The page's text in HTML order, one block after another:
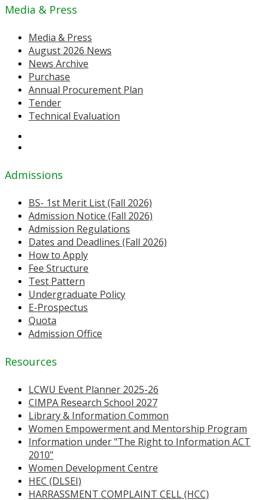
Media & Press
Media & Press
August 2026 News
News Archive
Purchase
Annual Procurement Plan
Tender
Technical Evaluation
Admissions
BS- 1st Merit List (Fall 2026)
Admission Notice (Fall 2026)
Admission Regulations
Dates and Deadlines (Fall 2026)
How to Apply
Fee Structure
Test Pattern
Undergraduate Policy
E-Prospectus
Quota
Admission Office
Resources
LCWU Event Planner 2025-26
CIMPA Research School 2027
Library & Information Common
Women Empowerment and Mentorship Program
Information under "The Right to Information ACT
2010"
Women Development Centre
HEC (DLSEI)
HARRASSMENT COMPLAINT CELL (HCC)